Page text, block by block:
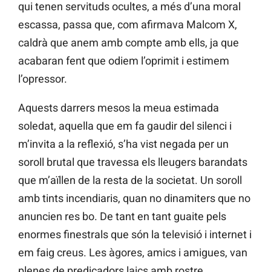
qui tenen servituds ocultes, a més d’una moral
escassa, passa que, com afirmava Malcom X,
caldrà que anem amb compte amb ells, ja que
acabaran fent que odiem l’oprimit i estimem
l’opressor.
Aquests darrers mesos la meua estimada
soledat, aquella que em fa gaudir del silenci i
m’invita a la reflexió, s’ha vist negada per un
soroll brutal que travessa els lleugers barandats
que m’aïllen de la resta de la societat. Un soroll
amb tints incendiaris, quan no dinamiters que no
anuncien res bo. De tant en tant guaite pels
enormes finestrals que són la televisió i internet i
em faig creus. Les àgores, amics i amigues, van